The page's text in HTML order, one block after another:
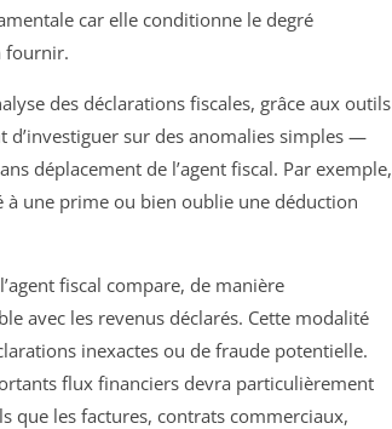
car elle conditionne le degré
fournir.
des déclarations fiscales, grâce aux outils
d’investiguer sur des anomalies simples —
déplacement de l’agent fiscal. Par exemple,
une prime ou bien oublie une déduction
fiscal compare, de manière
avec les revenus déclarés. Cette modalité
inexactes ou de fraude potentielle.
flux financiers devra particulièrement
que les factures, contrats commerciaux,